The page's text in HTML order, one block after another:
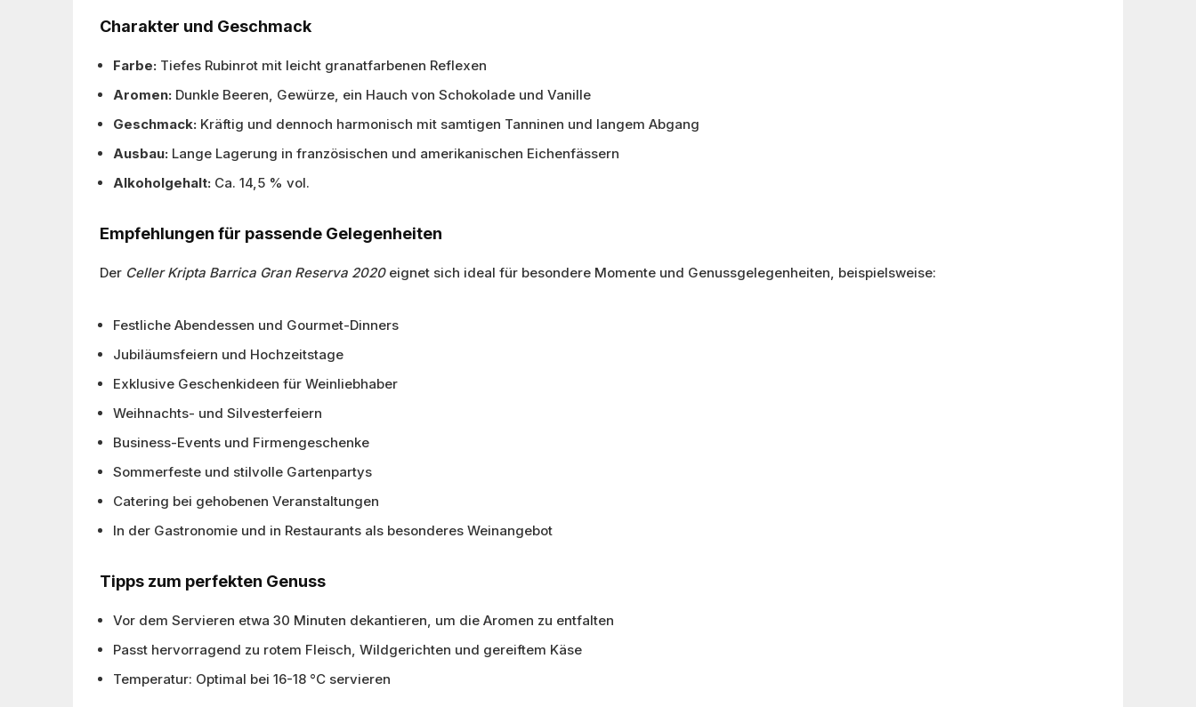
Charakter und Geschmack
Farbe: Tiefes Rubinrot mit leicht granatfarbenen Reflexen
Aromen: Dunkle Beeren, Gewürze, ein Hauch von Schokolade und Vanille
Geschmack: Kräftig und dennoch harmonisch mit samtigen Tanninen und langem Abgang
Ausbau: Lange Lagerung in französischen und amerikanischen Eichenfässern
Alkoholgehalt: Ca. 14,5 % vol.
Empfehlungen für passende Gelegenheiten
Der Celler Kripta Barrica Gran Reserva 2020eignet sich ideal für besondere Momente und Genussgelegenheiten, beispielsweise:
Festliche Abendessen und Gourmet-Dinners
Jubiläumsfeiern und Hochzeitstage
Exklusive Geschenkideen für Weinliebhaber
Weihnachts- und Silvesterfeiern
Business-Events und Firmengeschenke
Sommerfeste und stilvolle Gartenpartys
Catering bei gehobenen Veranstaltungen
In der Gastronomie und in Restaurants als besonderes Weinangebot
Tipps zum perfekten Genuss
Vor dem Servieren etwa 30 Minuten dekantieren, um die Aromen zu entfalten
Passt hervorragend zu rotem Fleisch, Wildgerichten und gereiftem Käse
Temperatur: Optimal bei 16-18 °C servieren